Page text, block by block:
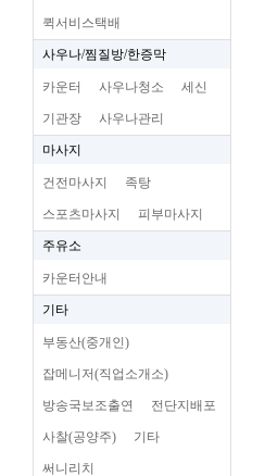
퀵서비스택배
사우나/찜질방/한증막
카운터 사우나청소 세신
기관장 사우나관리
마사지
건전마사지 족탕
스포츠마사지 피부마사지
주유소
카운터안내
기타
부동산(중개인)
잡메니저(직업소개소)
방송국보조출연 전단지배포
사찰(공양주) 기타
써니리치